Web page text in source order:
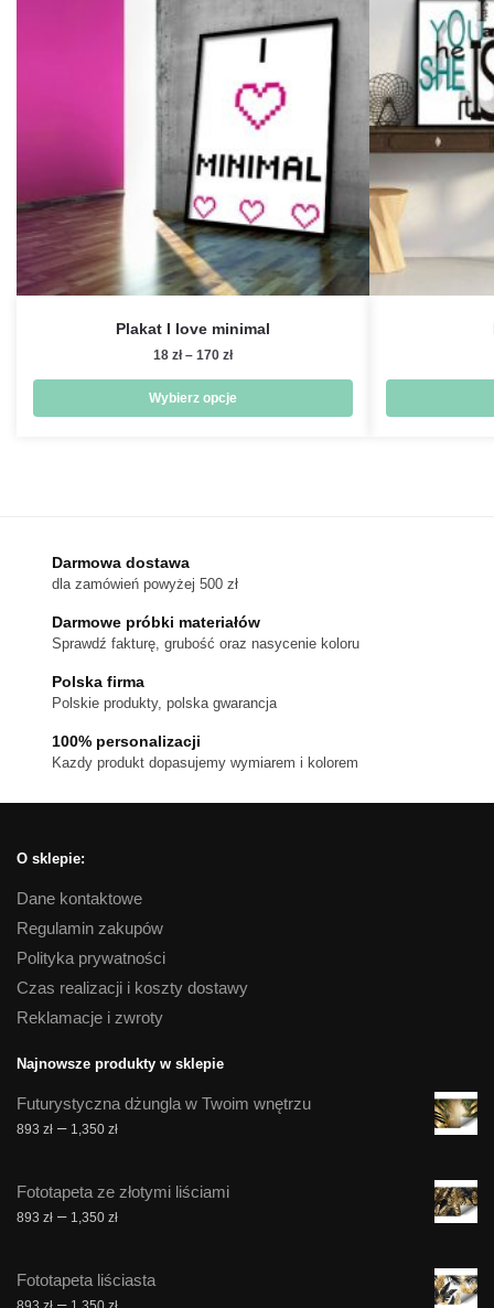
Plakat I love minimal
18 zł – 170 złZakres
od
18 zł
Wybierz opcje
można
wybrać
na
produktu
Darmowa dostawa
dla zamówień powyżej 500 zł
Darmowe próbki materiałów
Sprawdź fakturę, grubość oraz nasycenie koloru
Polska firma
Polskie produkty, polska gwarancja
100% personalizacji
Kazdy produkt dopasujemy wymiarem i kolorem
O sklepie:
Dane kontaktowe
Regulamin zakupów
Polityka prywatności
Czas realizacji i koszty dostawy
Reklamacje i zwroty
Najnowsze produkty w sklepie
Futurystyczna dżungla w Twoim wnętrzu
893 zł – 1,350 złZakres
893 zł
do
Fototapeta ze złotymi liściami
893 zł – 1,350 złZakres
893 zł
Fototapeta liściasta
– Zakres